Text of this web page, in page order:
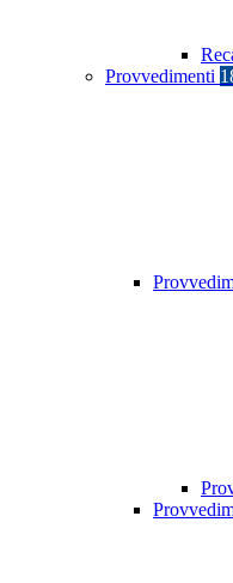
Provvedimenti